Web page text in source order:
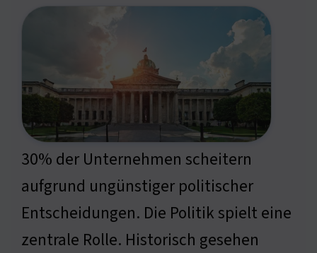
30% der Unternehmen scheitern
aufgrund ungünstiger politischer
Entscheidungen. Die Politik spielt eine
zentrale Rolle. Historisch gesehen